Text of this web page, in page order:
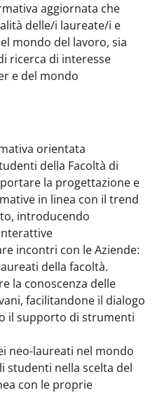
aggiornata che
delle/i laureate/i e
mondo del lavoro, sia
ricerca di interesse
e del mondo
orientata
della Facoltà di
la progettazione e
in linea con il trend
introducendo
incontri con le Aziende:
della facoltà.
la conoscenza delle
facilitandone il dialogo
il supporto di strumenti
neo-laureati nel mondo
studenti nella scelta del
con le proprie